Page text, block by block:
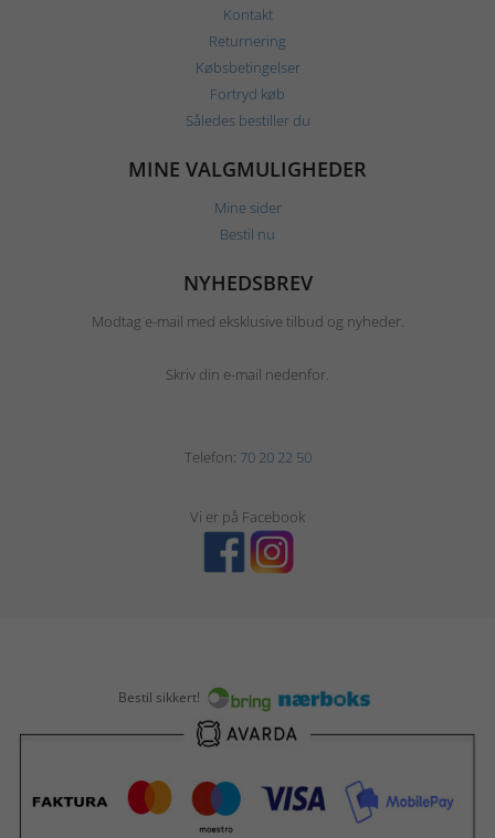
Kontakt
Returnering
Købsbetingelser
Fortryd køb
Således bestiller du
MINE VALGMULIGHEDER
Mine sider
Bestil nu
NYHEDSBREV
Modtag e-mail med eksklusive tilbud og nyheder.
Skriv din e-mail nedenfor.
Telefon: 70 20 22 50
Vi er på Facebook
Bestil sikkert!